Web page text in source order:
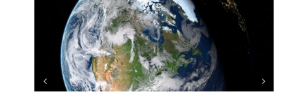
De Pangea a nosaltres:
la Terra es mou